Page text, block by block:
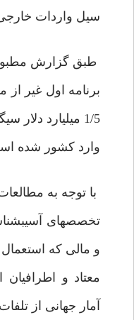
سيل واردات
طبق گزارش
برنامه اول غير از
1/5 ميليارد دلار سيگار خارجى
وارد كشور شده
با توجه به
تخصصهاى
و مالى كه
معتاد و
آمار جهانى از